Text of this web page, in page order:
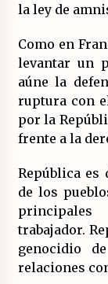
la ley de
Como en
levantar un
aúne la
ruptura con
por la
frente a la
República es
de los
trabajador.
genocidio
relaciones